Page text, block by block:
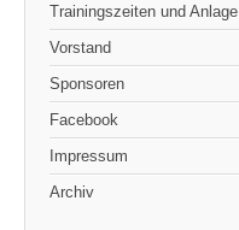
Trainingszeiten und Anlage
Vorstand
Sponsoren
Facebook
Impressum
Archiv